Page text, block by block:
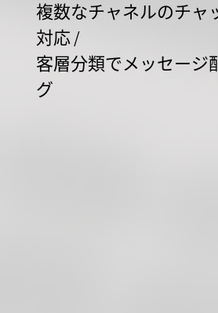
複数なチャネルのチャ
対応 /
客層分類でメッセージ
グ